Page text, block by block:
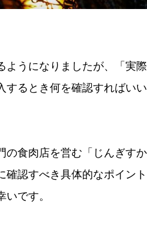
ようになりましたが、「実
るとき何を確認すればい
食肉店を営む「じんぎす
認すべき具体的なポイン
です。